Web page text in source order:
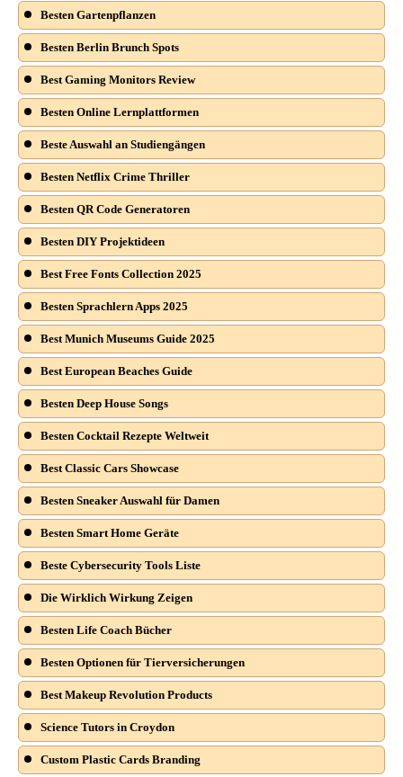
Besten Gartenpflanzen
Besten Berlin Brunch Spots
Best Gaming Monitors Review
Besten Online Lernplattformen
Beste Auswahl an Studiengängen
Besten Netflix Crime Thriller
Besten QR Code Generatoren
Besten DIY Projektideen
Best Free Fonts Collection 2025
Besten Sprachlern Apps 2025
Best Munich Museums Guide 2025
Best European Beaches Guide
Besten Deep House Songs
Besten Cocktail Rezepte Weltweit
Best Classic Cars Showcase
Besten Sneaker Auswahl für Damen
Besten Smart Home Geräte
Beste Cybersecurity Tools Liste
Die Wirklich Wirkung Zeigen
Besten Life Coach Bücher
Besten Optionen für Tierversicherungen
Best Makeup Revolution Products
Science Tutors in Croydon
Custom Plastic Cards Branding